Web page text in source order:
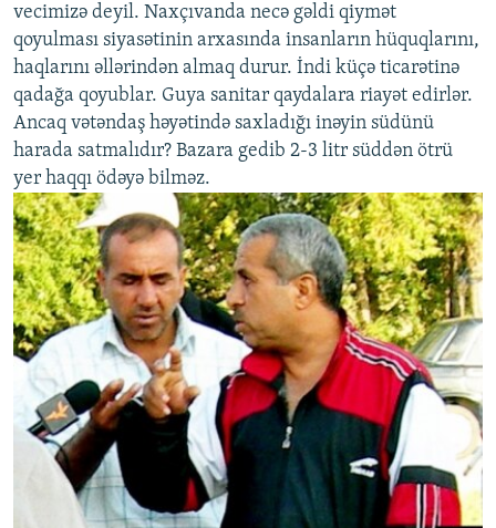
vecimizə deyil. Naxçıvanda necə gəldi qiymət
qoyulması siyasətinin arxasında insanların hüquqlarını,
haqlarını əllərindən almaq durur. İndi küçə ticarətinə
qadağa qoyublar. Guya sanitar qaydalara riayət edirlər.
Ancaq vətəndaş həyətində saxladığı inəyin südünü
harada satmalıdır? Bazara gedib 2-3 litr süddən ötrü
yer haqqı ödəyə bilməz.